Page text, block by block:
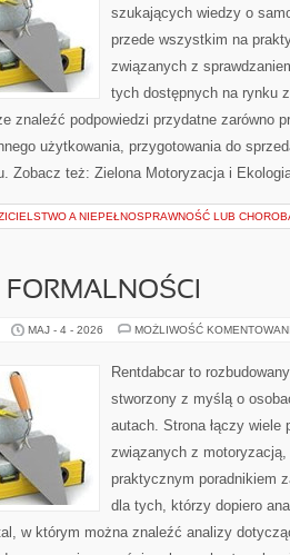
szukających wiedzy o
przede wszystkim na
związanych z
tych dostępnych na rynku
znaleźć podpowiedzi przydatne zarówno
użytkowania, przygotowania do
Zobacz też: Zielona Motoryzacja i
A NIEPEŁNOSPRAWNOŚĆ LUB
FORMALNOŚCI
MAJ - 4 - 2026 MOŻLIWOŚĆ
Rentdabcar to
stworzony z myślą o
autach. Strona łączy wiele
związanych z
praktycznym poradnikiem
dla tych, którzy dopiero
w którym można znaleźć analizy